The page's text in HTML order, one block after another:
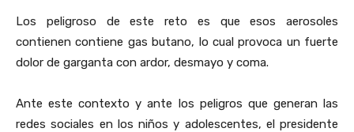
Los peligroso de este reto es que esos aerosoles
contienen contiene gas butano, lo cual provoca un fuerte
dolor de garganta con ardor, desmayo y coma.
Ante este contexto y ante los peligros que generan las
redes sociales en los niños y adolescentes, el presidente